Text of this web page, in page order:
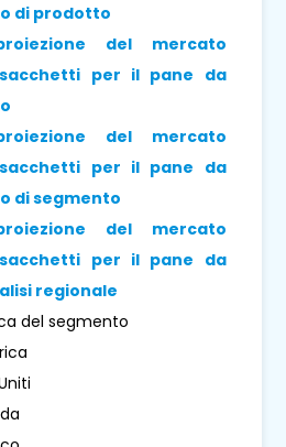
di prodotto
del mercato
per il pane da
del mercato
per il pane da
di segmento
del mercato
per il pane da
regionale
del segmento